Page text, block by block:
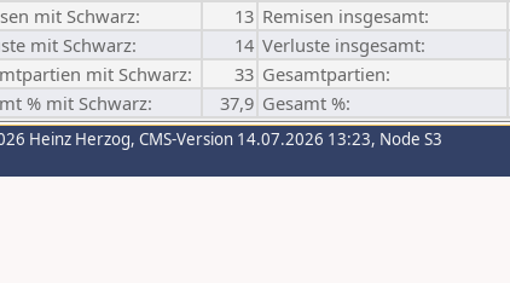
mit Schwarz: 13 Remisen insgesamt:
mit Schwarz: 14 Verluste insgesamt:
mit Schwarz: 33 Gesamtpartien:
% mit Schwarz: 37,9 Gesamt %:
Heinz Herzog, CMS-Version 14.07.2026 13:23, Node S3